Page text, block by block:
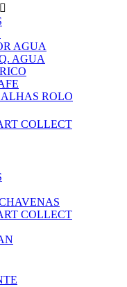

AGUA
AGUA
ROLO
COLLECT
COLLECT